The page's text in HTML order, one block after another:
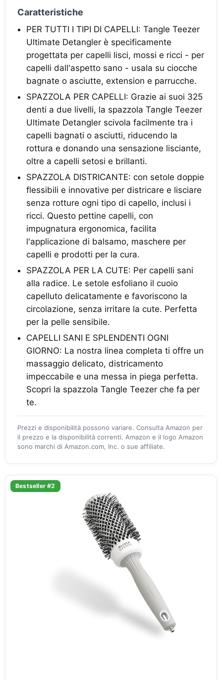
Caratteristiche
PER TUTTI I TIPI DI CAPELLI: Tangle Teezer
Ultimate Detangler è specificamente
progettata per capelli lisci, mossi e ricci - per
capelli dall'aspetto sano - usala su ciocche
bagnate o asciutte, extension e parrucche.
SPAZZOLA PER CAPELLI: Grazie ai suoi 325
denti a due livelli, la spazzola Tangle Teezer
Ultimate Detangler scivola facilmente tra i
capelli bagnati o asciutti, riducendo la
rottura e donando una sensazione lisciante,
oltre a capelli setosi e brillanti.
SPAZZOLA DISTRICANTE: con setole doppie
flessibili e innovative per districare e lisciare
senza rotture ogni tipo di capello, inclusi i
ricci. Questo pettine capelli, con
impugnatura ergonomica, facilita
l'applicazione di balsamo, maschere per
capelli e prodotti per la cura.
SPAZZOLA PER LA CUTE: Per capelli sani
alla radice. Le setole esfoliano il cuoio
capelluto delicatamente e favoriscono la
circolazione, senza irritare la cute. Perfetta
per la pelle sensibile.
CAPELLI SANI E SPLENDENTI OGNI
GIORNO: La nostra linea completa ti offre un
massaggio delicato, districamento
impeccabile e una messa in piega perfetta.
Scopri la spazzola Tangle Teezer che fa per
te.
Prezzi e disponibilità possono variare. Consulta Amazon per
il prezzo e la disponibilità correnti. Amazon e il logo Amazon
sono marchi di Amazon.com, Inc. o sue affiliate.
Bestseller #2